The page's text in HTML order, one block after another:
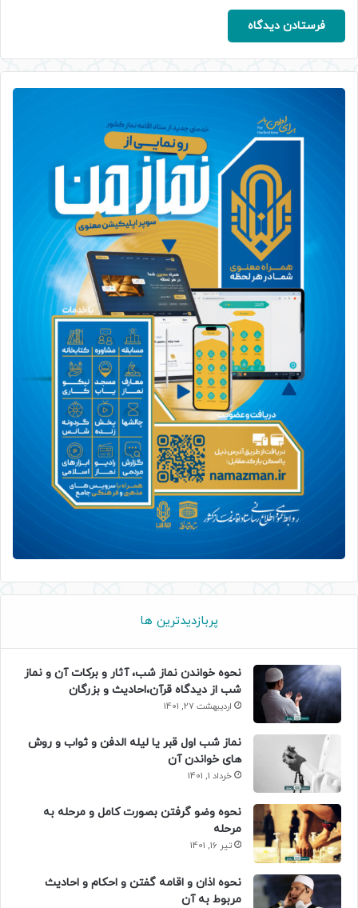
پربازدیدترین ها
نحوه خواندن نماز شب، آثار و برکات آن و نماز
شب از دیدگاه قرآن،احادیث و بزرگان
اردیبهشت 27, 1401
نماز شب اول قبر یا لیله الدفن و ثواب و روش
های خواندن آن
خرداد 1, 1401
نحوه وضو گرفتن بصورت کامل و مرحله به
مرحله
تیر 16, 1401
نحوه اذان و اقامه گفتن و احکام و احادیث
مربوط به آن